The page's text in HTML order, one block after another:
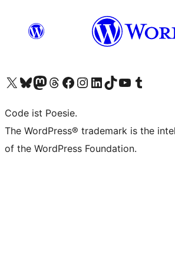
Visit our X (formerly Twitter) account
Visit our Bluesky account
Visit our Mastodon account
Visit our Threads account
Visit our Facebook page
Visit our Instagram account
Visit our LinkedIn account
Visit our TikTok account
Visit our YouTube channel
Visit our Tumblr
Code ist Poesie.
The WordPress® trademark is the
of the WordPress Foundation.